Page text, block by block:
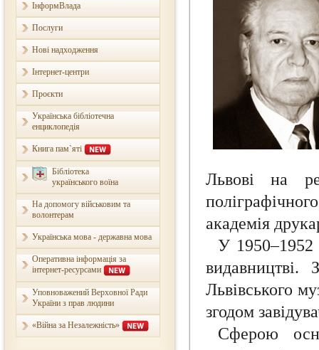
ІнформВлада
Послуги
Нові надходження
Інтернет-центри
Проєкти
Українська бібліотечна
енциклопедія
Книга пам`яті
Бібліотека
українського воїна
На допомогу військовим та
волонтерам
Українська мова - державна мова
Оперативна інформація за
інтернет-ресурсами
Уповноважений Верховної Ради
України з прав людини
«Війна за Незалежність»
Львові на
академія
У 1950–1952
Львівського
згодом
Сферою